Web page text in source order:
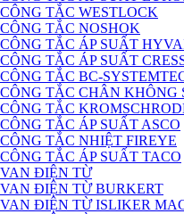
CÔNG TẮC WESTLOCK
CÔNG TẮC NOSHOK
CÔNG TẮC ÁP SUẤT
CÔNG TẮC ÁP SUẤT
CÔNG TẮC BC-
CÔNG TẮC CHÂN KHÔNG
CÔNG TẮC
CÔNG TẮC ÁP SUẤT ASCO
CÔNG TẮC NHIỆT FIREYE
CÔNG TẮC ÁP SUẤT TACO
VAN ĐIỆN TỪ
VAN ĐIỆN TỪ BURKERT
VAN ĐIỆN TỪ ISLIKER